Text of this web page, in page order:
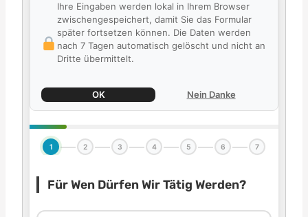
Ihre Eingaben werden lokal in Ihrem Browser
zwischengespeichert, damit Sie das Formular
später fortsetzen können. Die Daten werden
nach 7 Tagen automatisch gelöscht und nicht an
Dritte übermittelt.
OK Nein Danke
1 2 3 4 5 6 7
Für Wen Dürfen Wir Tätig Werden?